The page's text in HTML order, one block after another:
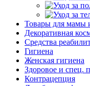
Товары для мамы
Декоративная
Средства
Гигиена
Женская гигиена
Здоровое и спец.
Контрацепция